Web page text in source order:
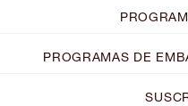
PROGRAMAS DE